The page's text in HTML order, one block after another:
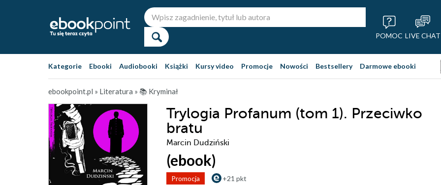
POMOC LIVE CHAT
Kategorie Ebooki Audiobooki Książki Kursy video Promocje Nowości Bestsellery Darmowe ebooki
ebookpoint.pl » Literatura » 📚 Kryminał
Trylogia Profanum (tom 1). Przeciwko
bratu
Marcin Dudziński
(ebook)
Promocja +21 pkt